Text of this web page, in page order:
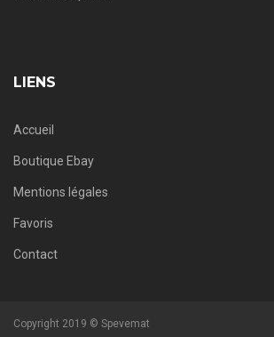
LIENS
Accueil
Boutique Ebay
Mentions légales
Favoris
Contact
Copyright 2019 © Spevemat